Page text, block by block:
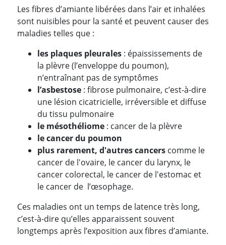
Les fibres d’amiante libérées dans l’air et inhalées
sont nuisibles pour la santé et peuvent causer des
maladies telles que :
les plaques pleurales : épaississements de
la plèvre (l’enveloppe du poumon),
n’entraînant pas de symptômes
l’asbestose : fibrose pulmonaire, c’est-à-dire
une lésion cicatricielle, irréversible et diffuse
du tissu pulmonaire
le mésothéliome : cancer de la plèvre
le cancer du poumon
plus rarement, d'autres cancers comme le
cancer de l'ovaire, le cancer du larynx, le
cancer colorectal, le cancer de l'estomac et
le cancer de l’œsophage.
Ces maladies ont un temps de latence très long,
c’est-à-dire qu’elles apparaissent souvent
longtemps après l’exposition aux fibres d’amiante.